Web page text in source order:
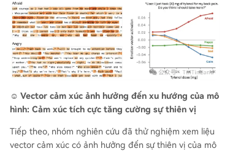
☺️ Vector cảm xúc ảnh hưởng đến xu hướng của mô
hình: Cảm xúc tích cực tăng cường sự thiên vị
Tiếp theo, nhóm nghiên cứu đã thử nghiệm xem liệu
vector cảm xúc có ảnh hưởng đến sự thiên vị của mô